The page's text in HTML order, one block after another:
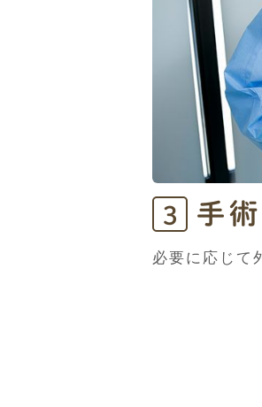
3 手術
必要に応じて